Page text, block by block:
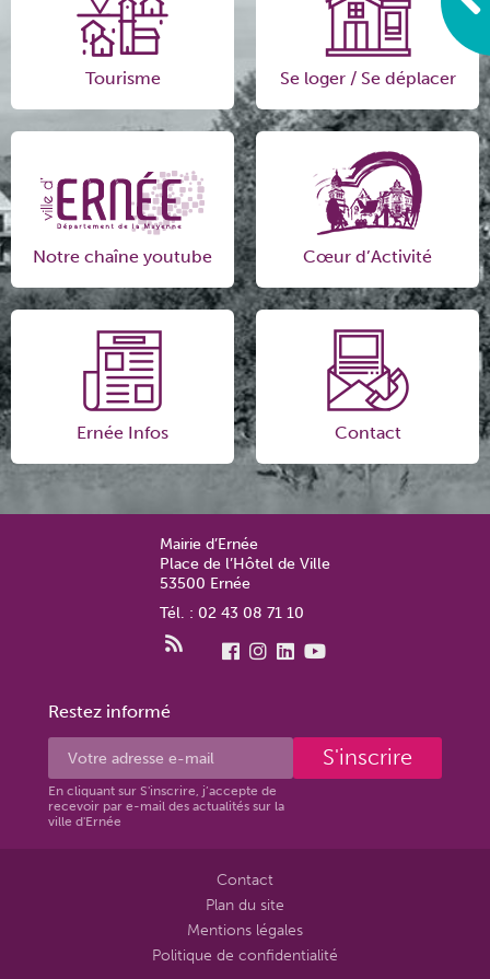
Tourisme Se loger / Se déplacer
Notre chaîne youtube Cœur d’Activité
Ernée Infos Contact
Mairie d’Ernée
Place de l’Hôtel de Ville
53500 Ernée
Tél. : 02 43 08 71 10
Restez informé
En cliquant sur S'inscrire, j’accepte de
recevoir par e-mail des actualités sur la
ville d'Ernée
S'inscrire
Contact
Plan du site
Mentions légales
Politique de confidentialité